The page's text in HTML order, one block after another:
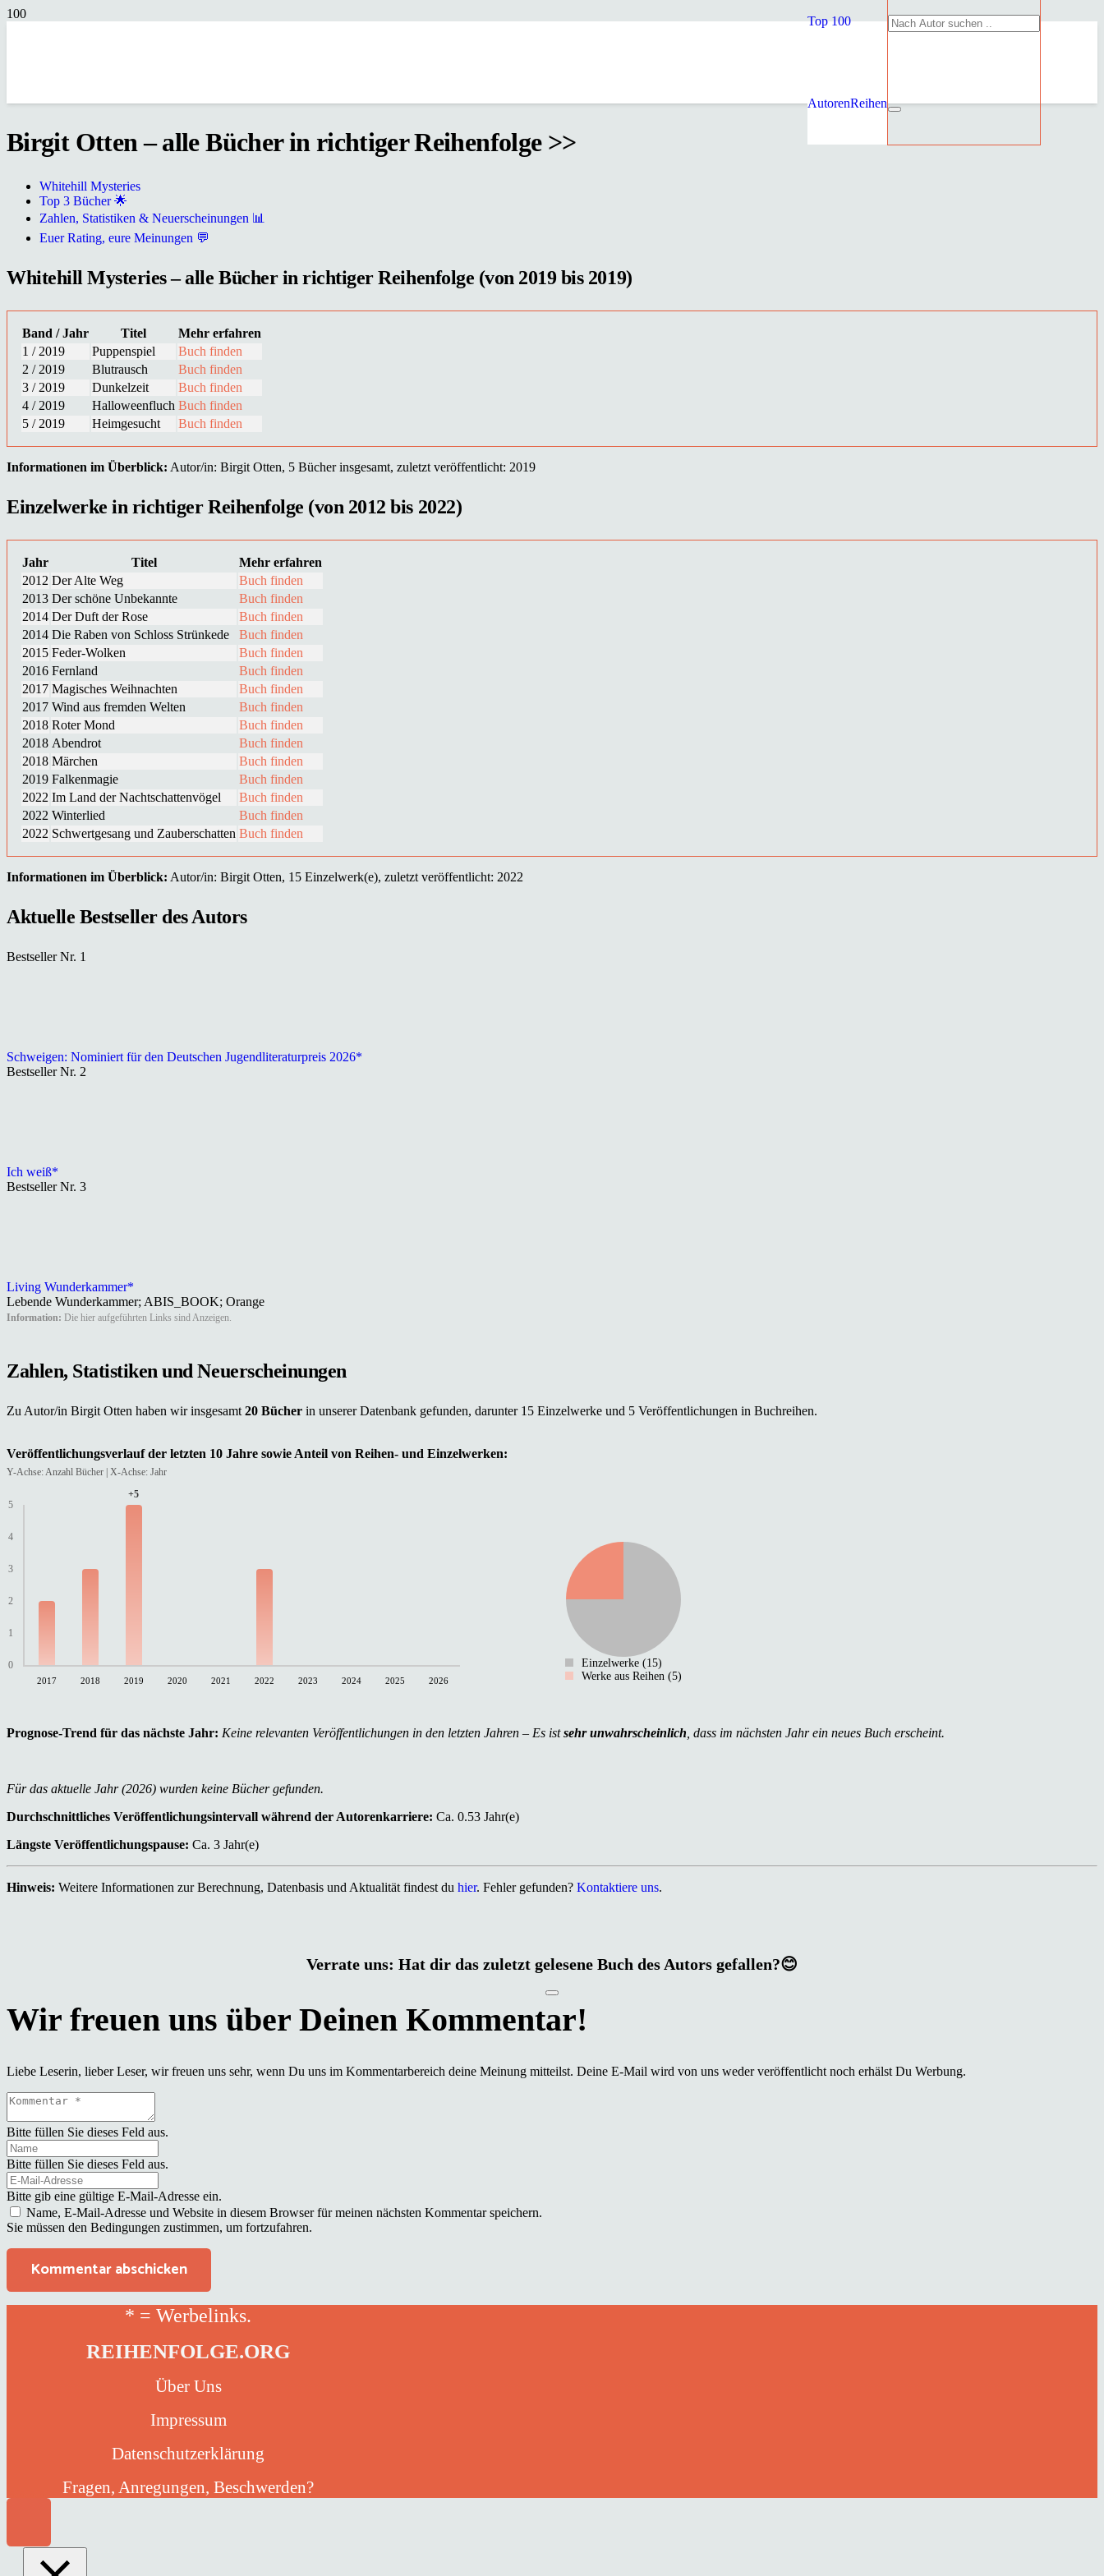
Top 100
AutorenReihen
Birgit Otten – alle Bücher in richtiger Reihenfolge >>
Whitehill Mysteries
Top 3 Bücher 🌟
Zahlen, Statistiken & Neuerscheinungen 📊
Euer Rating, eure Meinungen 💬
Whitehill Mysteries – alle Bücher in richtiger Reihenfolge (von 2019 bis 2019)
Band / Jahr Titel
Mehr erfahren
1 / 2019
Puppenspiel
Buch finden
2 / 2019
Blutrausch
Buch finden
3 / 2019
Dunkelzeit
Buch finden
4 / 2019
Halloweenfluch Buch finden
5 / 2019
Heimgesucht Buch finden
Informationen im Überblick: Autor/in: Birgit Otten, 5 Bücher insgesamt, zuletzt veröffentlicht: 2019
Einzelwerke in richtiger Reihenfolge (von 2012 bis 2022)
Jahr Titel
Mehr erfahren
2012 Der Alte Weg
Buch finden
2013 Der schöne Unbekannte
Buch finden
2014 Der Duft der Rose
Buch finden
2014 Die Raben von Schloss Strünkede
Buch finden
2015 Feder-Wolken
Buch finden
2016 Fernland
Buch finden
2017 Magisches Weihnachten
Buch finden
2017 Wind aus fremden Welten
Buch finden
2018 Roter Mond
Buch finden
2018 Abendrot
Buch finden
2018 Märchen
Buch finden
2019 Falkenmagie
Buch finden
2022 Im Land der Nachtschattenvögel
Buch finden
2022 Winterlied
Buch finden
2022 Schwertgesang und Zauberschatten Buch finden
Informationen im Überblick: Autor/in: Birgit Otten, 15 Einzelwerk(e), zuletzt veröffentlicht: 2022
Aktuelle Bestseller des Autors
Bestseller Nr. 1
Schweigen: Nominiert für den Deutschen Jugendliteraturpreis 2026*
Bestseller Nr. 2
Ich weiß*
Bestseller Nr. 3
Living Wunderkammer*
Lebende Wunderkammer; ABIS_BOOK; Orange
Information: Die hier aufgeführten Links sind Anzeigen.
Zahlen, Statistiken und Neuerscheinungen
Zu Autor/in Birgit Otten haben wir insgesamt 20 Bücher in unserer Datenbank gefunden, darunter 15 Einzelwerke und 5 Veröffentlichungen in Buchreihen.
Veröffentlichungsverlauf der letzten 10 Jahre sowie Anteil von Reihen- und Einzelwerken:
Y-Achse: Anzahl Bücher | X-Achse: Jahr
0
1
2
3
4
5
2017 2018
+5
2019 2020 2021 2022 2023 2024 2025 2026
Einzelwerke (15)
Werke aus Reihen (5)
Prognose-Trend für das nächste Jahr: Keine relevanten Veröffentlichungen in den letzten Jahren – Es istsehr unwahrscheinlich , dass im nächsten Jahr ein neues Buch erscheint.
Für das aktuelle Jahr (2026) wurden keine Bücher gefunden.
Durchschnittliches Veröffentlichungsintervall während der Autorenkarriere: Ca. 0.53 Jahr(e)
Längste Veröffentlichungspause: Ca. 3 Jahr(e)
Hinweis: Weitere Informationen zur Berechnung, Datenbasis und Aktualität findest du hier. Fehler gefunden? Kontaktiere uns.
Verrate uns: Hat dir das zuletzt gelesene Buch des Autors gefallen?😊
Liebe Leserin, lieber Leser, wir freuen uns sehr, wenn Du uns im Kommentarbereich deine Meinung mitteilst. Deine E-Mail wird von uns weder veröffentlicht noch erhälst Du Werbung.
Bitte füllen Sie dieses Feld aus.
Bitte füllen Sie dieses Feld aus.
Bitte gib eine gültige E-Mail-Adresse ein.
Name, E-Mail-Adresse und Website in diesem Browser für meinen nächsten Kommentar speichern.
Sie müssen den Bedingungen zustimmen, um fortzufahren.
Kommentar abschicken
* = Werbelinks.
REIHENFOLGE.ORG
Über Uns
Impressum
Datenschutzerklärung
Fragen, Anregungen, Beschwerden?